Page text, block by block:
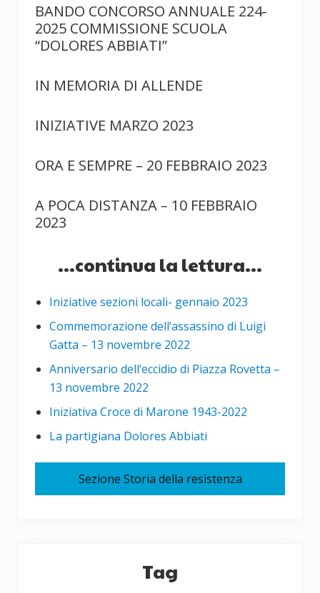
BANDO CONCORSO ANNUALE 224-
2025 COMMISSIONE SCUOLA
“DOLORES ABBIATI”
IN MEMORIA DI ALLENDE
INIZIATIVE MARZO 2023
ORA E SEMPRE – 20 FEBBRAIO 2023
A POCA DISTANZA – 10 FEBBRAIO
2023
...continua la lettura...
Iniziative sezioni locali- gennaio 2023
Commemorazione dell’assassino di Luigi
Gatta – 13 novembre 2022
Anniversario dell’eccidio di Piazza Rovetta –
13 novembre 2022
Iniziativa Croce di Marone 1943-2022
La partigiana Dolores Abbiati
Sezione Storia della resistenza
Tag